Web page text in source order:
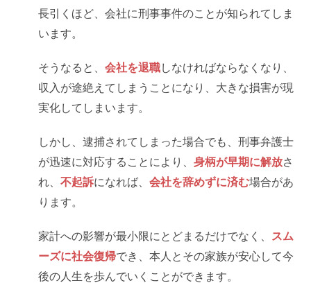
長引くほど、会社に刑事事件のことが知られてしま
います。
そうなると、 会社を退職しなければならなくなり、
収入が途絶えてしまうことになり、大きな損害が現
実化してしまいます。
しかし、逮捕されてしまった場合でも、刑事弁護士
が迅速に対応することにより、 身柄が早期に解放さ
れ、 不起訴になれば、 会社を辞めずに済む場合があ
ります。
家計への影響が最小限にとどまるだけでなく、
スム
ーズに社会復帰でき、本人とその家族が安心して今
後の人生を歩んでいくことができます。